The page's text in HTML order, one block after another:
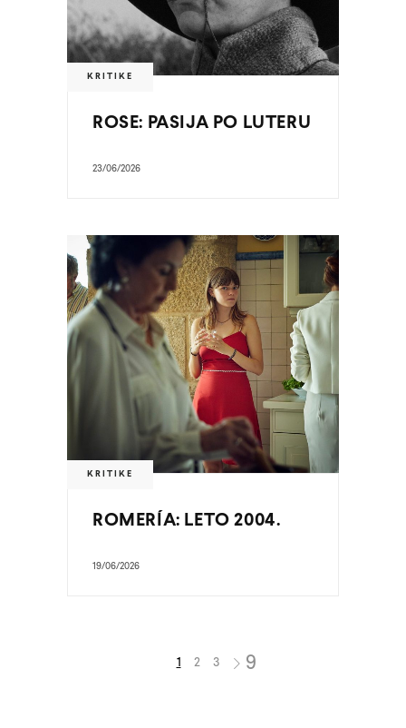
KRITIKE
ROSE: PASIJA PO LUTERU
23/06/2026
KRITIKE
ROMERÍA: LETO 2004.
19/06/2026
1 2 3